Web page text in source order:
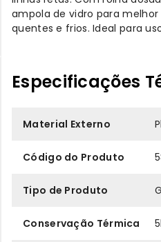
ampola de vidro para
quentes e frios. Ideal para
Especificações
Material Externo
Código do Produto
Tipo de Produto
Conservação Térmica